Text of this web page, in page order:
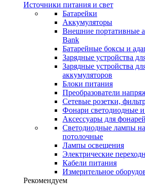
Источники питания и свет
Батарейки
Аккумуляторы
Внешние портативные
Bank
Батарейные боксы и
Зарядные устройства
Зарядные устройства
аккумуляторов
Блоки питания
Преобразователи
Сетевые розетки,
Фонари светодиодные
Аксессуары для фонарей
Светодиодные лампы
потолочные
Лампы освещения
Электрические
Кабели питания
Измерительное
Рекомендуем